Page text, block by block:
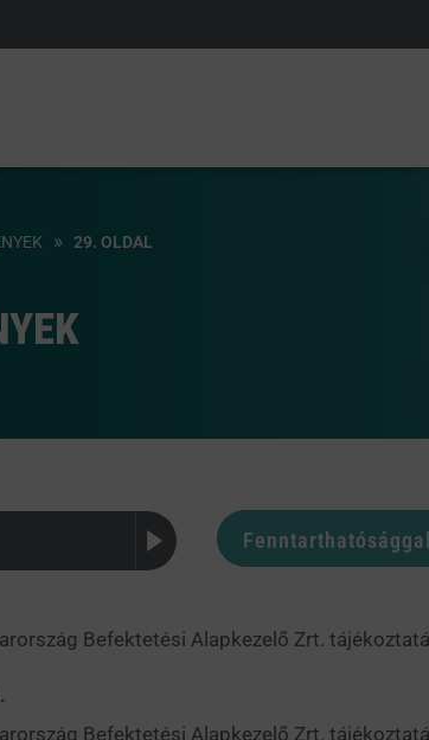
» 29. OLDAL
Befektetési Alapkezelő Zrt.
Befektetési Alapkezelő Zrt.